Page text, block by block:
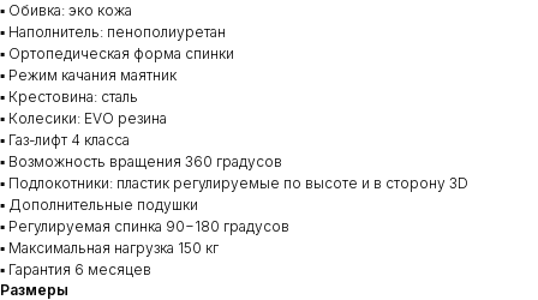
▪️ Обивка: эко кожа
▪️ Наполнитель: пенополиуретан
▪️ Ортопедическая форма спинки
▪️ Режим качания маятник
▪️ Крестовина: сталь
▪️ Колесики: EVO резина
▪️ Газ-лифт 4 класса
▪️ Возможность вращения 360 градусов
▪️ Подлокотники: пластик регулируемые по высоте и в сторону 3D
▪️ Дополнительные подушки
▪️ Регулируемая спинка 90−180 градусов
▪️ Максимальная нагрузка 150 кг
▪️ Гарантия 6 месяцев
Размеры